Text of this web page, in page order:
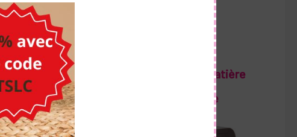
Notre Top 1 Chatière
Électronique